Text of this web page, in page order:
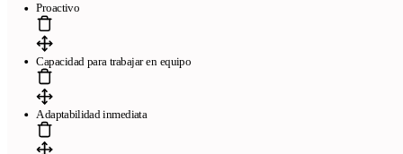
Proactivo
Capacidad para trabajar en equipo
Adaptabilidad inmediata